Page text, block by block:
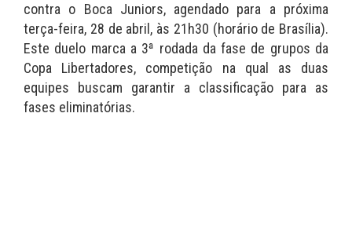
contra o Boca Juniors, agendado para a próxima
terça-feira, 28 de abril, às 21h30 (horário de Brasília).
Este duelo marca a 3ª rodada da fase de grupos da
Copa Libertadores, competição na qual as duas
equipes buscam garantir a classificação para as
fases eliminatórias.